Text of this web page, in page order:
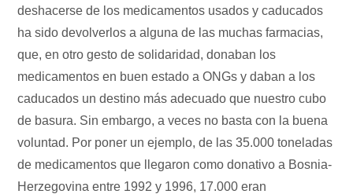
deshacerse de los medicamentos usados y caducados
ha sido devolverlos a alguna de las muchas farmacias,
que, en otro gesto de solidaridad, donaban los
medicamentos en buen estado a ONGs y daban a los
caducados un destino más adecuado que nuestro cubo
de basura. Sin embargo, a veces no basta con la buena
voluntad. Por poner un ejemplo, de las 35.000 toneladas
de medicamentos que llegaron como donativo a Bosnia-
Herzegovina entre 1992 y 1996, 17.000 eran